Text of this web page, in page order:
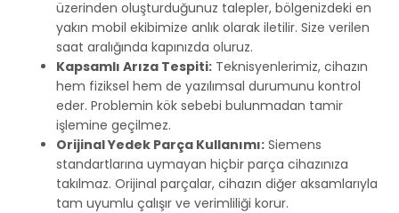
üzerinden oluşturduğunuz talepler, bölgenizdeki en
yakın mobil ekibimize anlık olarak iletilir. Size verilen
saat aralığında kapınızda oluruz.
Kapsamlı Arıza Tespiti: Teknisyenlerimiz, cihazın
hem fiziksel hem de yazılımsal durumunu kontrol
eder. Problemin kök sebebi bulunmadan tamir
işlemine geçilmez.
Orijinal Yedek Parça Kullanımı: Siemens
standartlarına uymayan hiçbir parça cihazınıza
takılmaz. Orijinal parçalar, cihazın diğer aksamlarıyla
tam uyumlu çalışır ve verimliliği korur.